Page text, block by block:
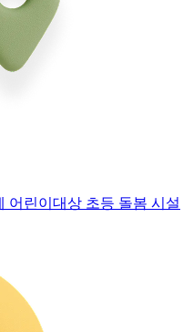
어린이대상 초등 돌봄 시설